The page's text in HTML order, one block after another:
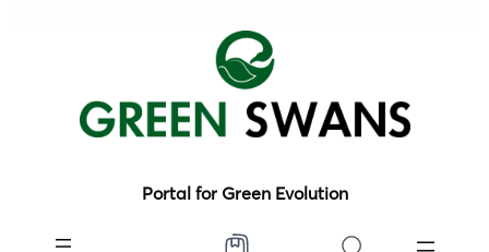
Portal for Green Evolution